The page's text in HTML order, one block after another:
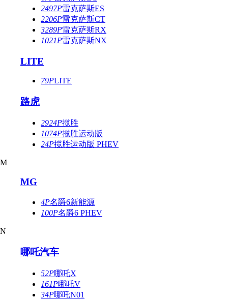
2497P雷克萨斯ES
2206P雷克萨斯CT
3289P雷克萨斯RX
1021P雷克萨斯NX
LITE
79PLITE
路虎
2924P揽胜
1074P揽胜运动版
24P揽胜运动版 PHEV
M
MG
4P名爵6新能源
100P名爵6 PHEV
N
哪吒汽车
52P哪吒X
161P哪吒V
34P哪吒N01